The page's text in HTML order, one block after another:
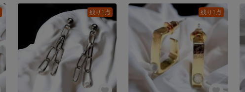
残り1点 残り1点